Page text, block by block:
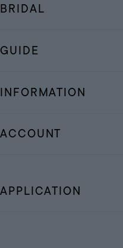
BRIDAL
GUIDE
INFORMATION
ACCOUNT
APPLICATION